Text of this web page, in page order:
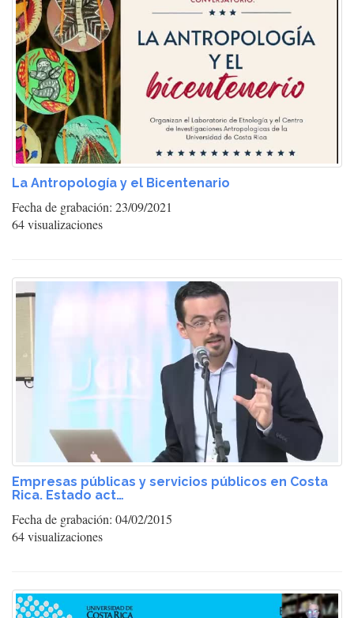
La Antropología y el Bicentenario
Fecha de grabación: 23/09/2021
64 visualizaciones
Empresas públicas y servicios públicos en Costa
Rica. Estado act…
Fecha de grabación: 04/02/2015
64 visualizaciones